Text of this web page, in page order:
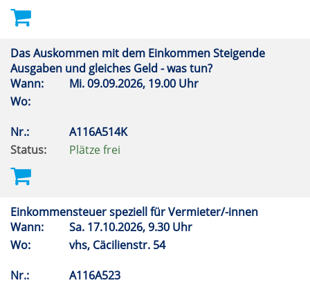
Das Auskommen mit dem Einkommen Steigende
Ausgaben und gleiches Geld - was tun?
Wann:
Mi.09.09.2026, 19.00 Uhr
Wo:
Nr.:
A116A514K
Status:
Plätze frei
Einkommensteuer speziell für Vermieter/-innen
Wann:
Sa. 17.10.2026, 9.30 Uhr
Wo:
vhs, Cäcilienstr. 54
Nr.:
A116A523